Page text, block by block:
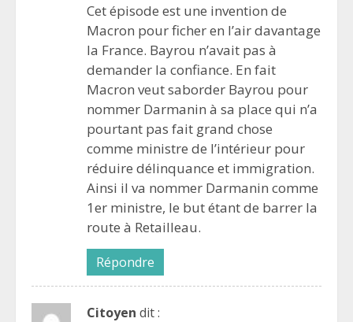
Cet épisode est une invention de
Macron pour ficher en l’air davantage
la France. Bayrou n’avait pas à
demander la confiance. En fait
Macron veut saborder Bayrou pour
nommer Darmanin à sa place qui n’a
pourtant pas fait grand chose
comme ministre de l’intérieur pour
réduire délinquance et immigration.
Ainsi il va nommer Darmanin comme
1er ministre, le but étant de barrer la
route à Retailleau.
Répondre
Citoyen dit :